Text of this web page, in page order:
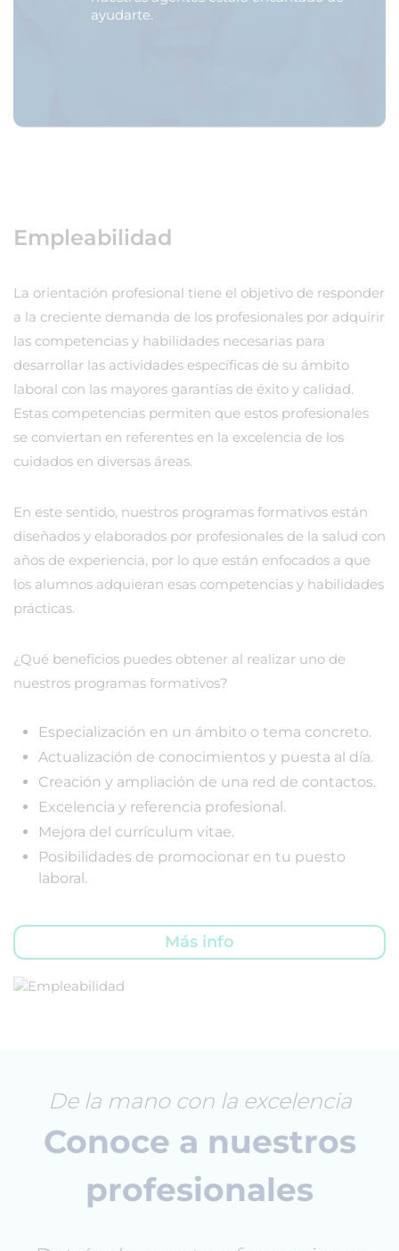
ayudarte.
Empleabilidad
La orientación profesional tiene el objetivo de responder
a la creciente demanda de los profesionales por adquirir
las competencias y habilidades necesarias para
desarrollar las actividades específicas de su ámbito
laboral con las mayores garantías de éxito y calidad.
Estas competencias permiten que estos profesionales
se conviertan en referentes en la excelencia de los
cuidados en diversas áreas.
En este sentido, nuestros programas formativos están
diseñados y elaborados por profesionales de la salud con
años de experiencia, por lo que están enfocados a que
los alumnos adquieran esas competencias y habilidades
prácticas.
¿Qué beneficios puedes obtener al realizar uno de
nuestros programas formativos?
Especialización en un ámbito o tema concreto.
Actualización de conocimientos y puesta al día.
Creación y ampliación de una red de contactos.
Excelencia y referencia profesional.
Mejora del currículum vitae.
Posibilidades de promocionar en tu puesto
laboral.
Más info
De la mano con la excelencia
Conoce a nuestros
profesionales